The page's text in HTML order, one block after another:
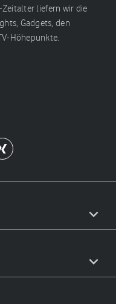
Zeitalter liefern wir die
Gadgets, den
Höhepunkte.